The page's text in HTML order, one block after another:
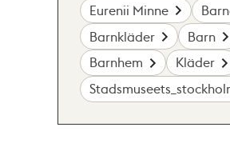
Eurenii Minne
Barnkläder
Barn
Barnhem
Kläder